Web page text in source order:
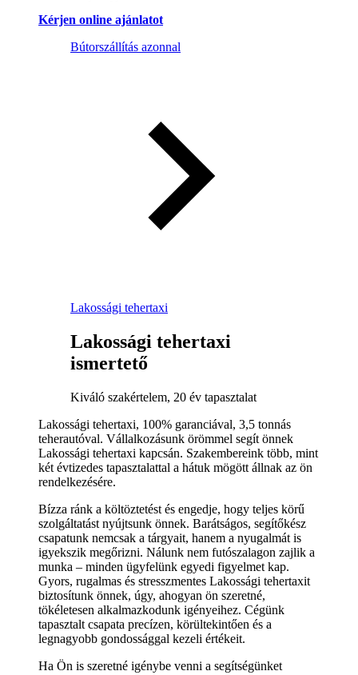
Kérjen online ajánlatot
Bútorszállítás azonnal
Lakossági tehertaxi
Lakossági tehertaxi
ismertető
Kiváló szakértelem, 20 év tapasztalat
Lakossági tehertaxi, 100% garanciával, 3,5 tonnás
teherautóval. Vállalkozásunk örömmel segít önnek
Lakossági tehertaxi kapcsán. Szakembereink több, mint
két évtizedes tapasztalattal a hátuk mögött állnak az ön
rendelkezésére.
Bízza ránk a költöztetést és engedje, hogy teljes körű
szolgáltatást nyújtsunk önnek. Barátságos, segítőkész
csapatunk nemcsak a tárgyait, hanem a nyugalmát is
igyekszik megőrizni. Nálunk nem futószalagon zajlik a
munka – minden ügyfelünk egyedi figyelmet kap.
Gyors, rugalmas és stresszmentes Lakossági tehertaxit
biztosítunk önnek, úgy, ahogyan ön szeretné,
tökéletesen alkalmazkodunk igényeihez. Cégünk
tapasztalt csapata precízen, körültekintően és a
legnagyobb gondossággal kezeli értékeit.
Ha Ön is szeretné igénybe venni a segítségünket